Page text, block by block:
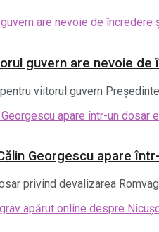
guvern are nevoie
viitorul guvern
Georgescu apare
privind devalizarea